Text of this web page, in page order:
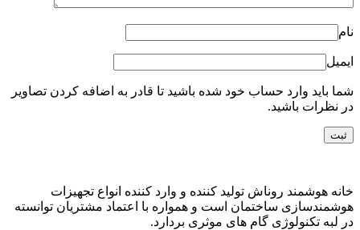
نام
ایمیل
شما باید وارد حساب خود شده باشید تا قادر به اضافه کردن تصاویر
در نظرات باشید.
خانه هوشمند روناش تولید کننده و وارد کننده انواع تجهیزات
هوشمندسازی ساختمان است و همواره با اعتماد مشتریان توانسته
در لبه تکنولوژی گام های موثری بردارد.